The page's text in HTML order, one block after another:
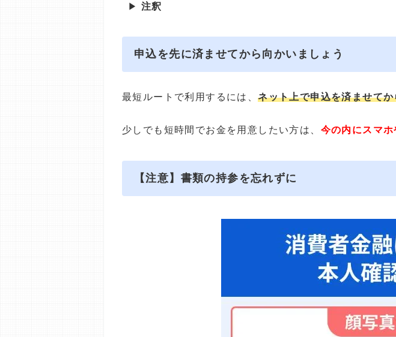
▶ 注釈
申込を先に済ませてから向かいましょう
最短ルートで利用するには、ネット上で申込を済ませて
少しでも短時間でお金を用意したい方は、 今の内にスマ
【注意】書類の持参を忘れずに